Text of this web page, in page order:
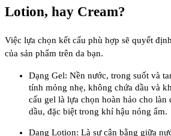
Lotion, hay Cream?
Việc lựa chọn kết cấu phù hợp sẽ quyết
của sản phẩm trên da bạn.
Dạng Gel: Nền nước, trong suốt và
tính mỏng nhẹ, không chứa dầu và
cấu gel là lựa chọn hoàn hảo cho làn
dầu, đặc biệt trong khí hậu nóng ẩm.
Dạng Lotion: Là sự cân bằng giữa